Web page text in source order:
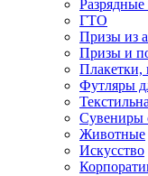
ГТО
Призы из
Призы и
Плакетки,
Футляры
Сувениры
Животные
Искусство